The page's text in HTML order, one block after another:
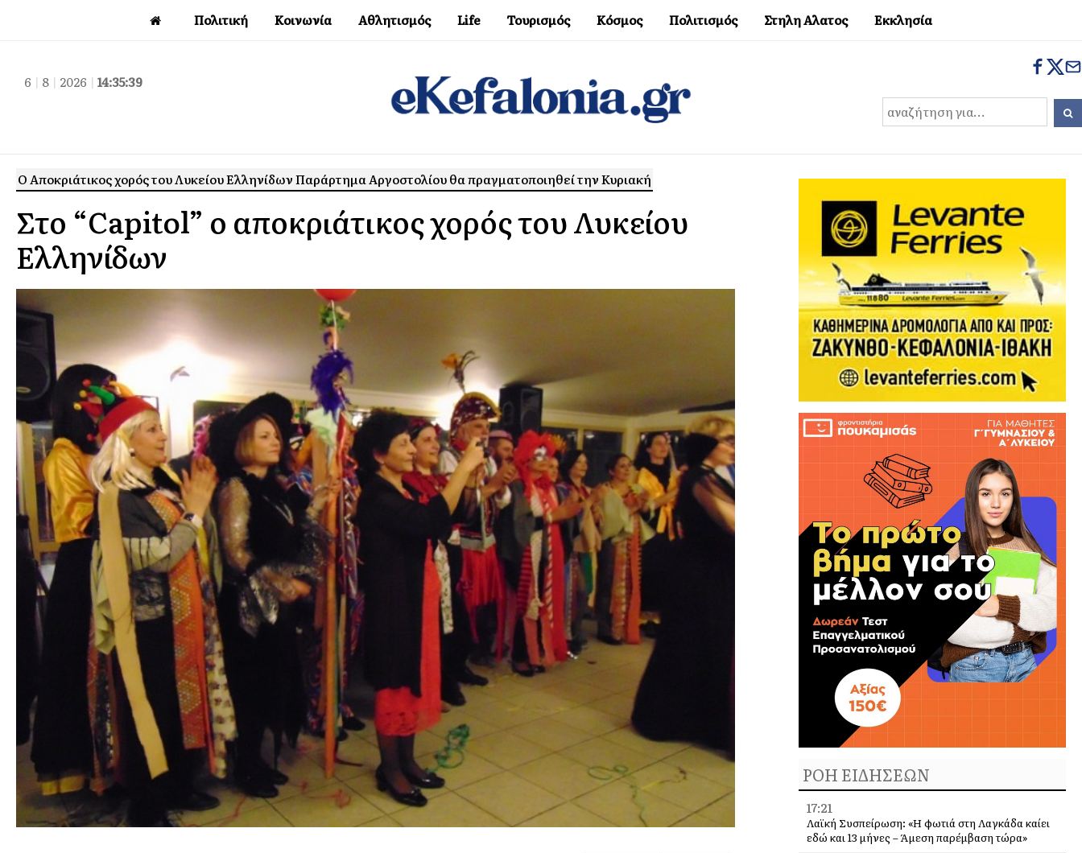
Πολιτική Κοινωνία Αθλητισμός Life Τουρισμός Κόσμος Πολιτισμός Στηλη Αλατος Εκκλησία
6 | 8 | 2026 | 14:35:40
Ο Αποκριάτικος χορός του Λυκείου Ελληνίδων Παράρτημα Αργοστολίου θα πραγματοποιηθεί την Κυριακή
Στο “Capitol” ο αποκριάτικος χορός του Λυκείου
Ελληνίδων
ΡΟΗ ΕΙΔΗΣΕΩΝ
17:21
Λαϊκή Συσπείρωση: «Η φωτιά στη Λαγκάδα καίει
εδώ και 13 μήνες – Άμεση παρέμβαση τώρα»